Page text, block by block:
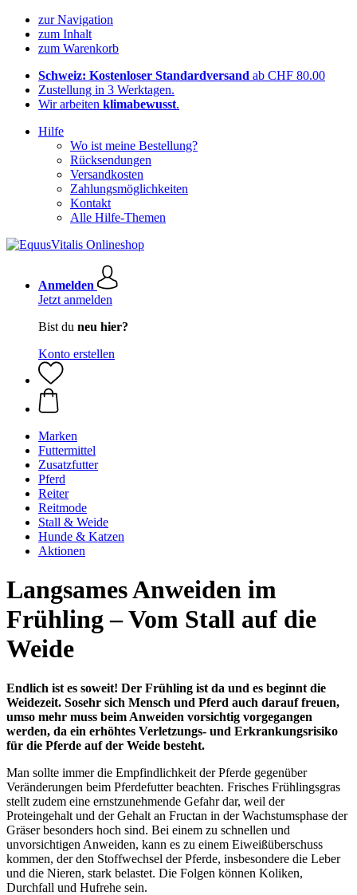
zur Navigation
zum Inhalt
zum Warenkorb
Schweiz: Kostenloser Standardversand ab CHF 80.00
Zustellung in 3 Werktagen.
Wir arbeiten klimabewusst.
Hilfe
Wo ist meine Bestellung?
Rücksendungen
Versandkosten
Zahlungsmöglichkeiten
Kontakt
Alle Hilfe-Themen
Anmelden
Jetzt anmelden
Bist du neu hier?
Konto erstellen
Marken
Futtermittel
Zusatzfutter
Pferd
Reiter
Reitmode
Stall & Weide
Hunde & Katzen
Aktionen
Langsames Anweiden im
Frühling – Vom Stall auf die
Weide
Endlich ist es soweit! Der Frühling ist da und es beginnt die
Weidezeit. Sosehr sich Mensch und Pferd auch darauf freuen,
umso mehr muss beim Anweiden vorsichtig vorgegangen
werden, da ein erhöhtes Verletzungs- und Erkrankungsrisiko
für die Pferde auf der Weide besteht.
Man sollte immer die Empfindlichkeit der Pferde gegenüber
Veränderungen beim Pferdefutter beachten. Frisches Frühlingsgras
stellt zudem eine ernstzunehmende Gefahr dar, weil der
Proteingehalt und der Gehalt an Fructan in der Wachstumsphase der
Gräser besonders hoch sind. Bei einem zu schnellen und
unvorsichtigen Anweiden, kann es zu einem Eiweißüberschuss
kommen, der den Stoffwechsel der Pferde, insbesondere die Leber
und die Nieren, stark belastet. Die Folgen können Koliken,
Durchfall und Hufrehe sein.